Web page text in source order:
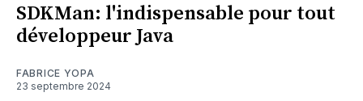
SDKMan: l'indispensable pour tout
développeur Java
FABRICE YOPA
23 septembre 2024